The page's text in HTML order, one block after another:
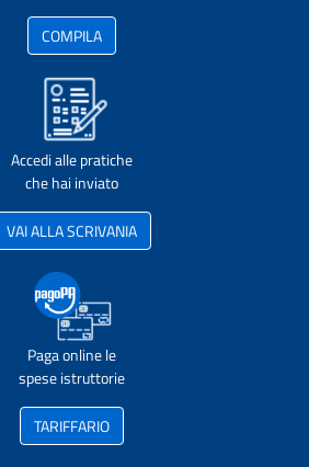
COMPILA
Accedi alle pratiche
che hai inviato
VAI ALLA SCRIVANIA
Paga online le
spese istruttorie
TARIFFARIO